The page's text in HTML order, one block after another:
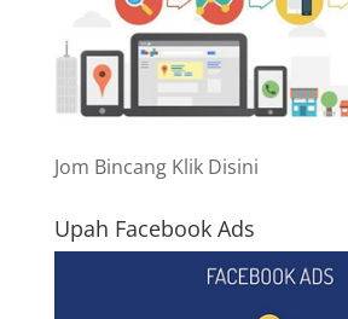
Jom Bincang Klik Disini
Upah Facebook Ads